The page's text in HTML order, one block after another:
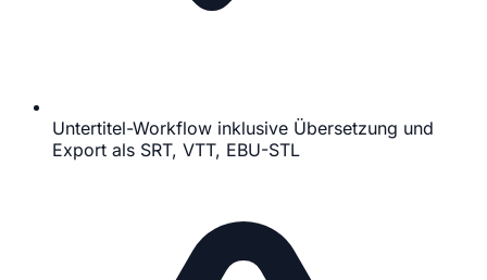
Untertitel-Workflow inklusive Übersetzung und
Export als SRT, VTT, EBU-STL